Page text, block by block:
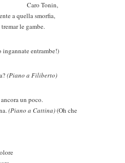
Tonin,
a quella smorfia,
le gambe.
ingannate entrambe!)
(Piano a Filiberto)
un poco.
(Piano a Cattina)(Oh che